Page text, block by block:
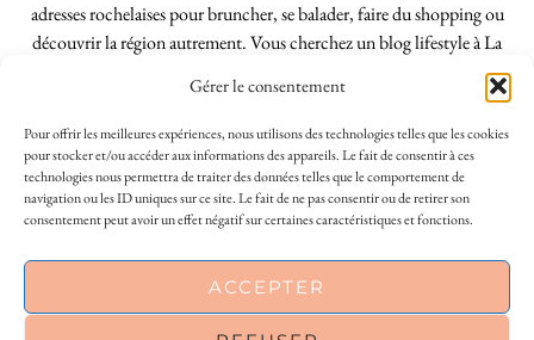
Gérer le consentement
Pour offrir les meilleures expériences, nous utilisons des technologies telles que les cookies
pour stocker et/ou accéder aux informations des appareils. Le fait de consentir à ces
technologies nous permettra de traiter des données telles que le comportement de
navigation ou les ID uniques sur ce site. Le fait de ne pas consentir ou de retirer son
consentement peut avoir un effet négatif sur certaines caractéristiques et fonctions.
ACCEPTER
adresses rochelaises pour bruncher, se balader, faire du shopping ou
découvrir la région autrement. Vous cherchez un blog lifestyle à La
Rochelle, tenu par une locale ? Vous êtes au bon endroit. Que vous
soyez Rochelais·e ou de passage dans notre belle ville, j’espère que mes
articles vous aideront à profiter de La Rochelle comme un·e vrai·e
initié·e. !